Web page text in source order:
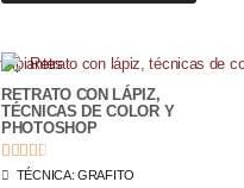
RETRATO CON LÁPIZ,
TÉCNICAS DE COLOR Y
PHOTOSHOP
    
TÉCNICA:GRAFITO